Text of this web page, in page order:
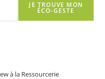
JE TROUVE MON
ÉCO-GESTE
à la Ressourcerie